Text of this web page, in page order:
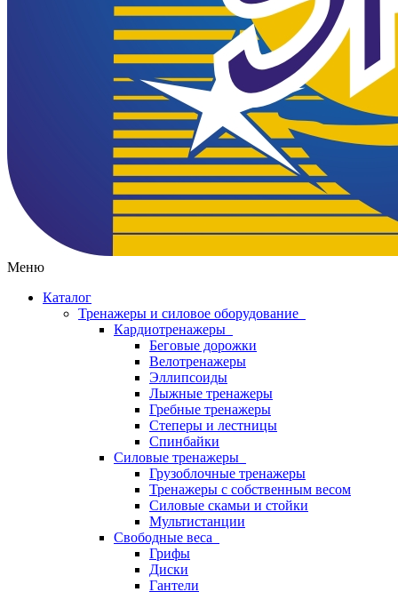
Меню
Каталог
Тренажеры и силовое оборудование
Кардиотренажеры
Беговые дорожки
Велотренажеры
Эллипсоиды
Лыжные тренажеры
Гребные тренажеры
Степеры и лестницы
Спинбайки
Силовые тренажеры
Грузоблочные тренажеры
Тренажеры с собственным весом
Силовые скамьи и стойки
Мультистанции
Свободные веса
Грифы
Диски
Гантели